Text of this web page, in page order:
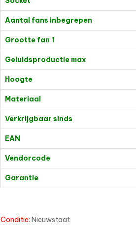
Aantal fans inbegrepen
Grootte fan 1
Geluidsproductie max
Hoogte
Materiaal
Verkrijgbaar sinds
EAN
Vendorcode
Garantie
Conditie: Nieuwstaat